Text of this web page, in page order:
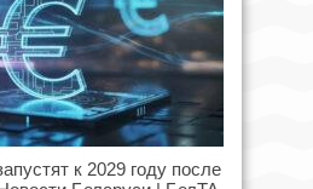
к 2029 году после